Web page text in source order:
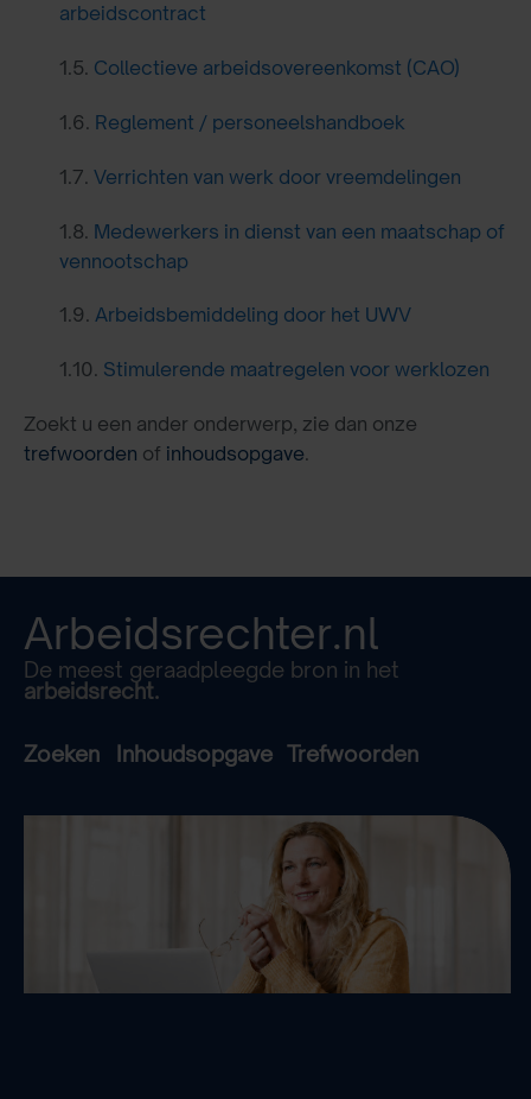
arbeidscontract
1.5. Collectieve arbeidsovereenkomst (CAO)
1.6. Reglement / personeelshandboek
1.7. Verrichten van werk door vreemdelingen
1.8. Medewerkers in dienst van een maatschap of
vennootschap
1.9. Arbeidsbemiddeling door het UWV
1.10. Stimulerende maatregelen voor werklozen
Zoekt u een ander onderwerp, zie dan onze
trefwoorden of inhoudsopgave.
Arbeidsrechter.nl
De meest geraadpleegde bron in het
arbeidsrecht.
Zoeken Inhoudsopgave Trefwoorden